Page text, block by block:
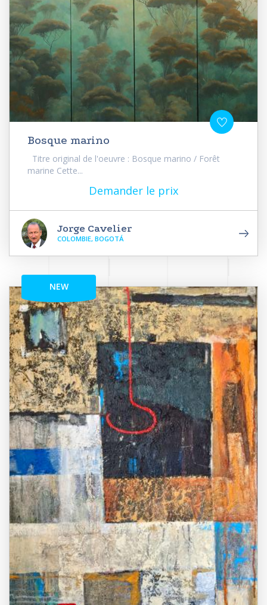
Bosque marino
Titre original de l'oeuvre : Bosque marino / Forêt
marine Cette...
Demander le prix
Jorge Cavelier
COLOMBIE, BOGOTÁ
NEW